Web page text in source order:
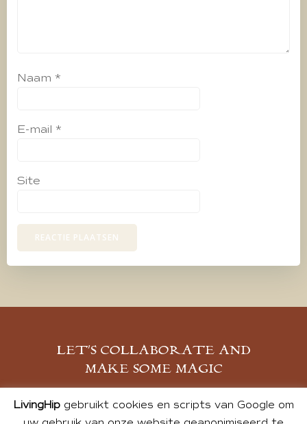
Naam *
E-mail *
Site
LET’S COLLABORATE AND
MAKE SOME MAGIC
MELD JE AAN
LivingHipgebruikt cookies en scripts van Google om